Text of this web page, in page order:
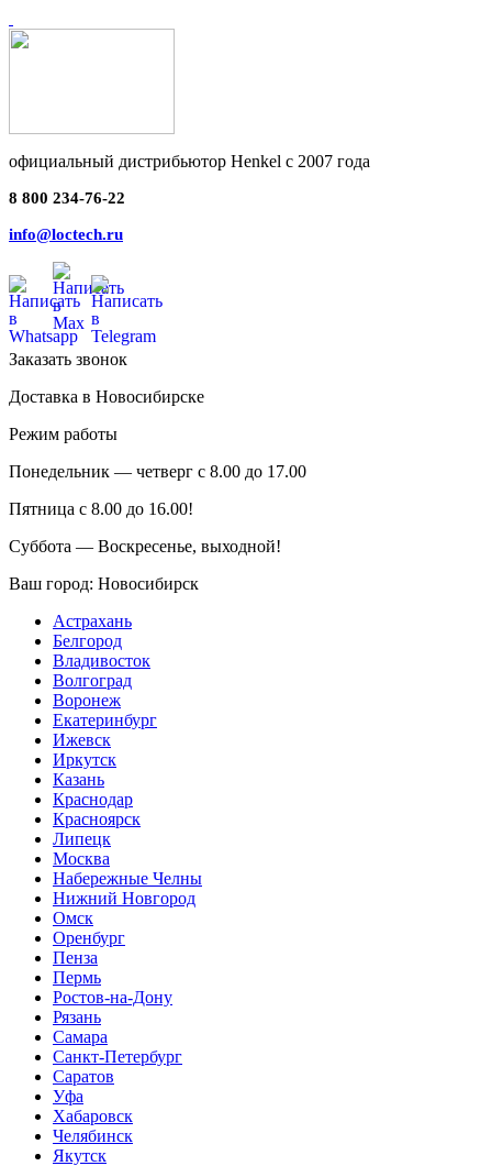
официальный дистрибьютор Henkel с 2007 года
8 800 234-76-22
info@loctech.ru
Заказать звонок
Доставка в Новосибирске
Режим работы
Понедельник — четверг с 8.00 до 17.00
Пятница с 8.00 до 16.00!
Суббота — Воскресенье, выходной!
Ваш город: Новосибирск
Астрахань
Белгород
Владивосток
Волгоград
Воронеж
Екатеринбург
Ижевск
Иркутск
Казань
Краснодар
Красноярск
Липецк
Москва
Набережные Челны
Нижний Новгород
Омск
Оренбург
Пенза
Пермь
Ростов-на-Дону
Рязань
Самара
Санкт-Петербург
Саратов
Уфа
Хабаровск
Челябинск
Якутск